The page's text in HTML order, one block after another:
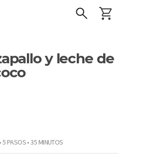
y leche de
5 PASOS • 35 MINUTOS